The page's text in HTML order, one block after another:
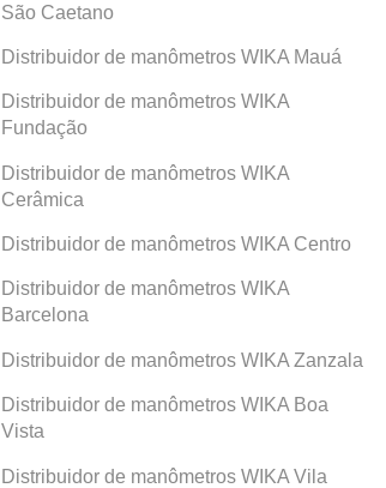
São Caetano
Distribuidor de manômetros WIKA Mauá
Distribuidor de manômetros WIKA
Fundação
Distribuidor de manômetros WIKA
Cerâmica
Distribuidor de manômetros WIKA Centro
Distribuidor de manômetros WIKA
Barcelona
Distribuidor de manômetros WIKA Zanzala
Distribuidor de manômetros WIKA Boa
Vista
Distribuidor de manômetros WIKA Vila